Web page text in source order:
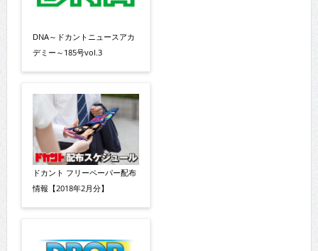
DNA～ドカントニュースアカ
デミー～185号vol.3
ドカント フリーペーパー配布
情報【2018年2月分】